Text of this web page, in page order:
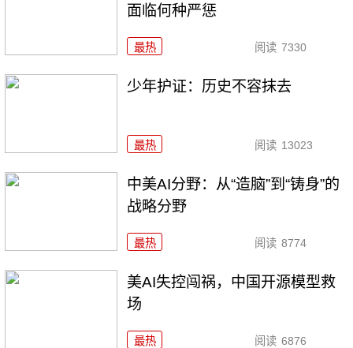
面临何种严惩
最热 阅读 7330
少年护证：历史不容抹去
最热 阅读 13023
中美AI分野：从“造脑”到“铸身”的
战略分野
最热 阅读 8774
美AI失控闯祸，中国开源模型救
场
最热 阅读 6876